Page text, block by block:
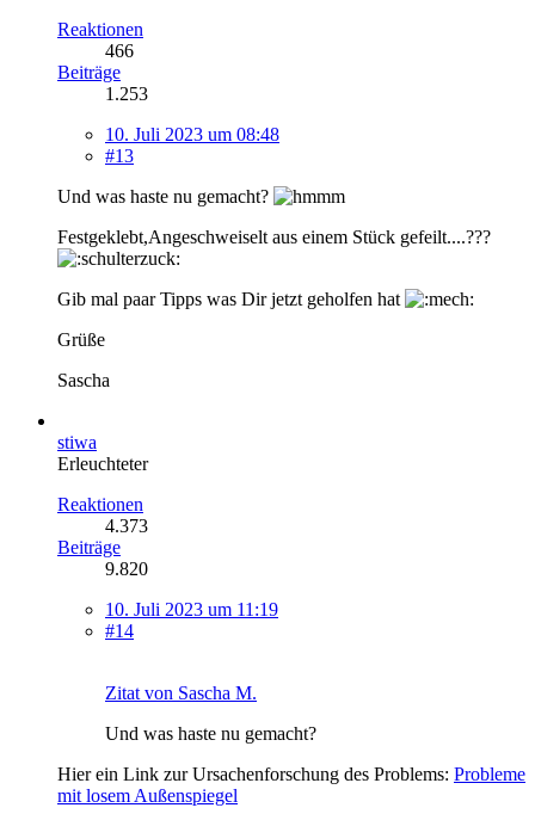
Reaktionen
466
Beiträge
1.253
10. Juli 2023 um 08:48
#13
Und was haste nu gemacht?
Festgeklebt,Angeschweiselt aus einem Stück gefeilt....???
Gib mal paar Tipps was Dir jetzt geholfen hat
Grüße
Sascha
stiwa
Erleuchteter
Reaktionen
4.373
Beiträge
9.820
10. Juli 2023 um 11:19
#14
Zitat von Sascha M.
Und was haste nu gemacht?
Hier ein Link zur Ursachenforschung des Problems: Probleme
mit losem Außenspiegel